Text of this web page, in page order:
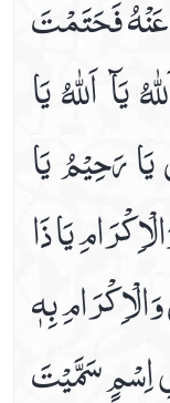
يَآ اَللّٰهُ يَا
رَحِيْمُ يَا
يَا ذَا
بِهٖ
اِسْمٍ سَمَّيْتَ